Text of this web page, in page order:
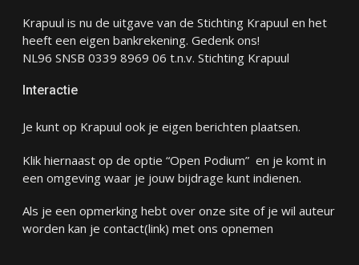
Krapuul is nu de uitgave van de Stichting Krapuul en het
heeft een eigen bankrekening. Gedenk ons!
NL96 SNSB 0339 8969 06 t.n.v. Stichting Krapuul
Interactie
Je kunt op Krapuul ook je eigen berichten plaatsen.
Klik hiernaast op de optie “Open Podium” en je komt in
een omgeving waar je jouw bijdrage kunt indienen.
Als je een opmerking hebt over onze site of je wil auteur
worden kan je contact(link) met ons opnemen